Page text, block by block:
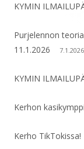
KYMIN
Purjelennon
11.1.2026
7.1.2026
KYMIN
Kerhon
Kerho TikTokissa!